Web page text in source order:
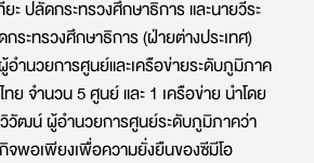
ะ ปลัดกระทรวงศึกษาธิการ และนายวีระ
ระทรวงศึกษาธิการ (ฝ่ายต่างประเทศ)
ำนวยการศูนย์และเครือข่ายระดับภูมิภาค
ทย จำนวน 5 ศูนย์ และ 1 เครือข่าย นำโดย
วัฒน์ ผู้อำนวยการศูนย์ระดับภูมิภาคว่า
พอเพียงเพื่อความยั่งยืนของซีมีโอ